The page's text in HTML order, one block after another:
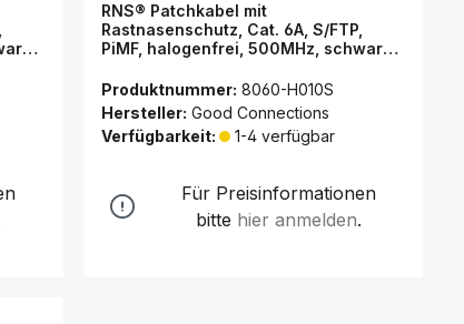
RNS® Patchkabel mit
Rastnasenschutz, Cat. 6A, S/FTP,
PiMF, halogenfrei, 500MHz, schwarz,
Produktnummer: 8060-H010S
Hersteller: Good Connections
Verfügbarkeit:
1-4 verfügbar
Für Preisinformationen
bitte hier anmelden.